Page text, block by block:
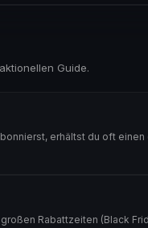
Guide.
erhältst du oft
Rabattzeiten (Black